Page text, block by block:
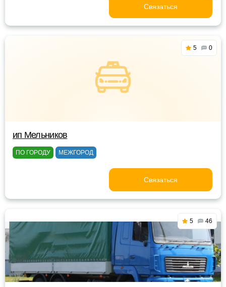
Связаться
5 0
ип Мельников
ПО ГОРОДУ МЕЖГОРОД
Связаться
5 46